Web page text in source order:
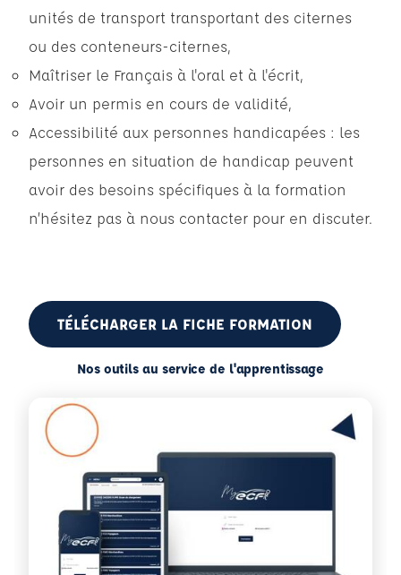
unités de transport transportant des citernes
ou des conteneurs-citernes,
Maîtriser le Français à l'oral et à l'écrit,
Avoir un permis en cours de validité,
Accessibilité aux personnes handicapées : les
personnes en situation de handicap peuvent
avoir des besoins spécifiques à la formation
n’hésitez pas à nous contacter pour en discuter.
TÉLÉCHARGER LA FICHE FORMATION
Nos outils au service de l'apprentissage